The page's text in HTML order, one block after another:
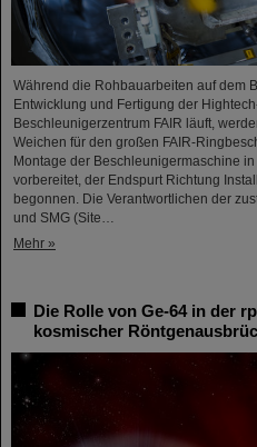
Während die Rohbauarbeiten auf dem
Entwicklung und Fertigung der
Beschleunigerzentrum FAIR läuft,
Weichen für den großen FAIR-
Montage der Beschleunigermaschine
vorbereitet, der Endspurt Richtung
begonnen. Die Verantwortlichen der
und SMG (Site…
Mehr »
Die Rolle von Ge-64 in der
kosmischer